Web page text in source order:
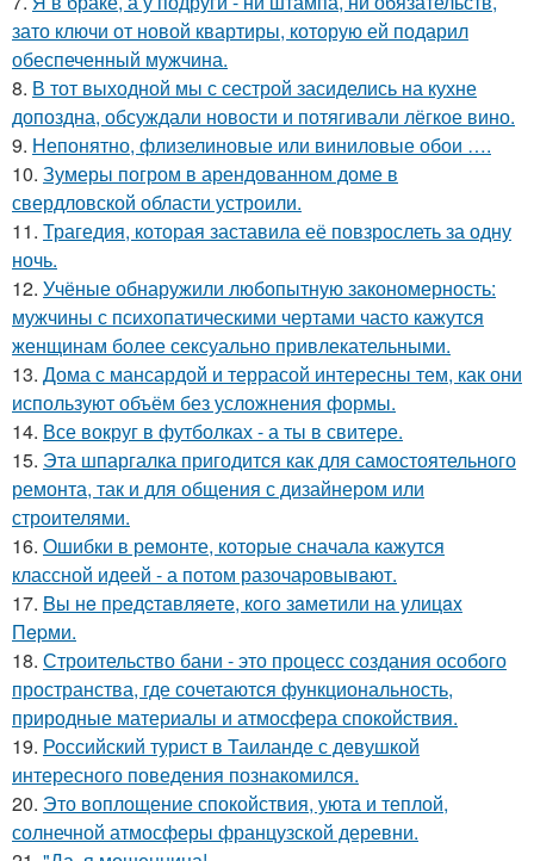
зато ключи от новой квартиры, которую ей подарил
обеспеченный мужчина.
8. В тот выходной мы с сестрой засиделись на кухне
допоздна, обсуждали новости и потягивали лёгкое вино.
9. Непонятно, флизелиновые или виниловые обои ….
10. Зумеры погром в арендованном доме в
свердловской области устроили.
11. Трагедия, которая заставила её повзрослеть за одну
ночь.
12. Учёные обнаружили любопытную закономерность:
мужчины с психопатическими чертами часто кажутся
женщинам более сексуально привлекательными.
13. Дома с мансардой и террасой интересны тем, как они
используют объём без усложнения формы.
14. Все вокруг в футболках - а ты в свитере.
15. Эта шпаргалка пригодится как для самостоятельного
ремонта, так и для общения с дизайнером или
строителями.
16. Ошибки в ремонте, которые сначала кажутся
классной идеей - а потом разочаровывают.
17. Bы нe пpeдcтaвляeтe, кoгo зaмeтили нa yлицax
Пepми.
18. Строительство бани - это процесс создания особого
пространства, где сочетаются функциональность,
природные материалы и атмосфера спокойствия.
19. Российский турист в Таиланде с девушкой
интересного поведения познакомился.
20. Это воплощение спокойствия, уюта и теплой,
солнечной атмосферы французской деревни.